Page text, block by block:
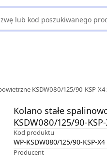
KSDW080/125/90-KSP-
Kolano stałe
KSDW080/125/90-
Kod produktu
WP-KSDW080/125/90-KSP-X4
Producent